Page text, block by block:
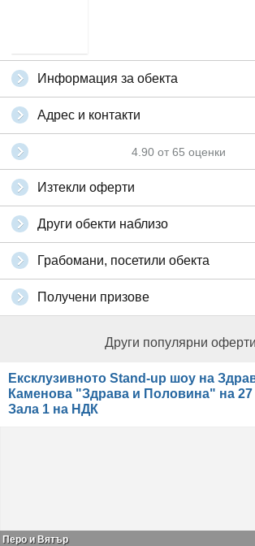
Информация за обекта
Адрес и контакти
4.90 от 65 оценки
Изтекли оферти
Други обекти наблизо
Грабомани, посетили обекта
Получени призове
Други популярни
Ексклузивното Stand-up шоу на
Каменова "Здрава и Половина" на
Зала 1 на НДК
Перо и Вятър